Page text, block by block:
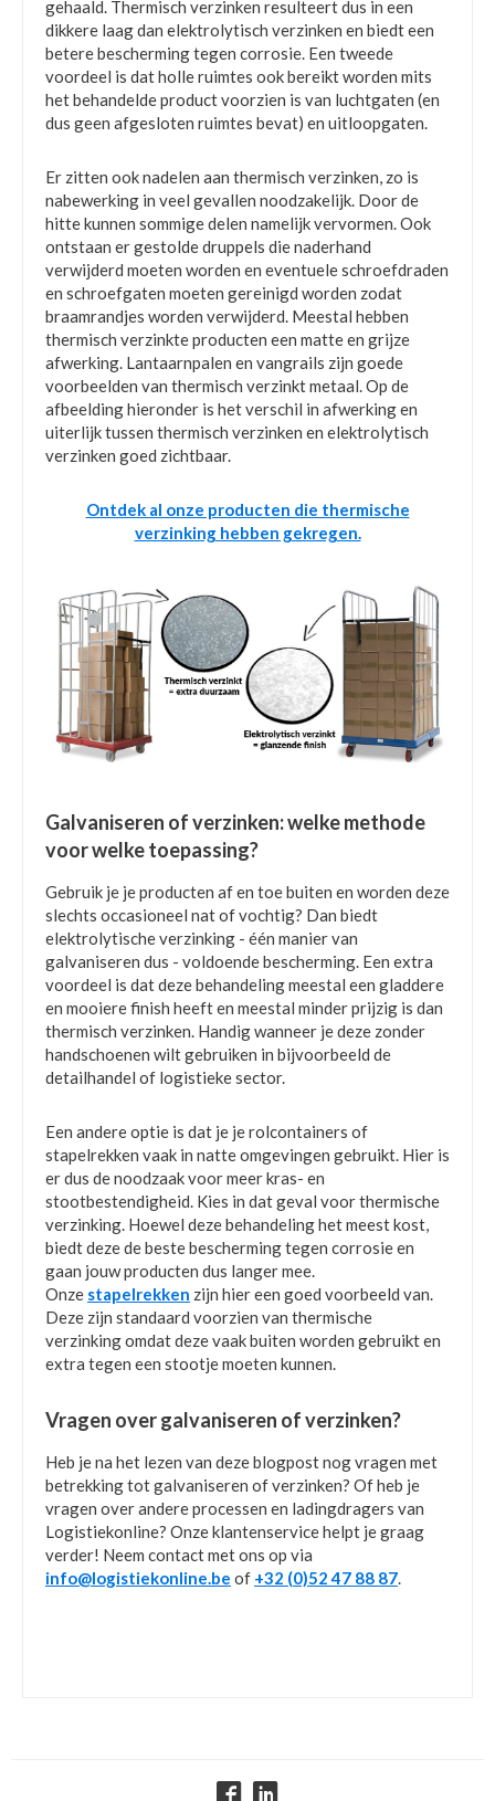
gehaald. Thermisch verzinken resulteert dus in een
dikkere laag dan elektrolytisch verzinken en biedt een
betere bescherming tegen corrosie. Een tweede
voordeel is dat holle ruimtes ook bereikt worden mits
het behandelde product voorzien is van luchtgaten (en
dus geen afgesloten ruimtes bevat) en uitloopgaten.
Er zitten ook nadelen aan thermisch verzinken, zo is
nabewerking in veel gevallen noodzakelijk. Door de
hitte kunnen sommige delen namelijk vervormen. Ook
ontstaan er gestolde druppels die naderhand
verwijderd moeten worden en eventuele schroefdraden
en schroefgaten moeten gereinigd worden zodat
braamrandjes worden verwijderd. Meestal hebben
thermisch verzinkte producten een matte en grijze
afwerking. Lantaarnpalen en vangrails zijn goede
voorbeelden van thermisch verzinkt metaal. Op de
afbeelding hieronder is het verschil in afwerking en
uiterlijk tussen thermisch verzinken en elektrolytisch
verzinken goed zichtbaar.
Ontdek al onze producten die thermische
verzinking hebben gekregen.
Galvaniseren of verzinken: welke methode
voor welke toepassing?
Gebruik je je producten af en toe buiten en worden deze
slechts occasioneel nat of vochtig? Dan biedt
elektrolytische verzinking - één manier van
galvaniseren dus - voldoende bescherming. Een extra
voordeel is dat deze behandeling meestal een gladdere
en mooiere finish heeft en meestal minder prijzig is dan
thermisch verzinken. Handig wanneer je deze zonder
handschoenen wilt gebruiken in bijvoorbeeld de
detailhandel of logistieke sector.
Een andere optie is dat je je rolcontainers of
stapelrekken vaak in natte omgevingen gebruikt. Hier is
er dus de noodzaak voor meer kras- en
stootbestendigheid. Kies in dat geval voor thermische
verzinking. Hoewel deze behandeling het meest kost,
biedt deze de beste bescherming tegen corrosie en
gaan jouw producten dus langer mee.
Onze stapelrekken zijn hier een goed voorbeeld van.
Deze zijn standaard voorzien van thermische
verzinking omdat deze vaak buiten worden gebruikt en
extra tegen een stootje moeten kunnen.
Vragen over galvaniseren of verzinken?
Heb je na het lezen van deze blogpost nog vragen met
betrekking tot galvaniseren of verzinken? Of heb je
vragen over andere processen en ladingdragers van
Logistiekonline? Onze klantenservice helpt je graag
verder! Neem contact met ons op via
info@logistiekonline.be of +32 (0)52 47 88 87.